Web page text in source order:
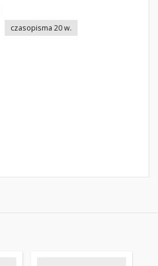
czasopisma 20 w.